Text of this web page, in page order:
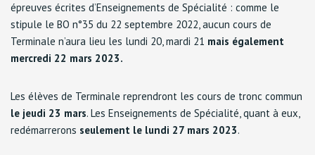
épreuves écrites d’Enseignements de Spécialité : comme le
stipule le BO n°35 du 22 septembre 2022, aucun cours de
Terminale n’aura lieu les lundi 20, mardi 21 mais également
mercredi 22 mars 2023.
Les élèves de Terminale reprendront les cours de tronc commun
le jeudi 23 mars. Les Enseignements de Spécialité, quant à eux,
redémarrerons seulement le lundi 27 mars 2023.